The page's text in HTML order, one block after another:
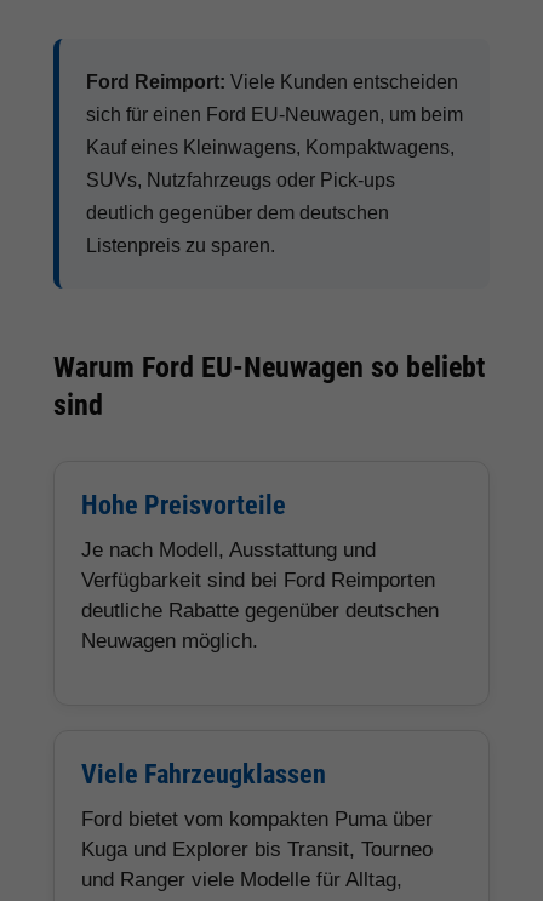
Ford Reimport: Viele Kunden entscheiden
sich für einen Ford EU-Neuwagen, um beim
Kauf eines Kleinwagens, Kompaktwagens,
SUVs, Nutzfahrzeugs oder Pick-ups
deutlich gegenüber dem deutschen
Listenpreis zu sparen.
Warum Ford EU-Neuwagen so beliebt
sind
Hohe Preisvorteile
Je nach Modell, Ausstattung und
Verfügbarkeit sind bei Ford Reimporten
deutliche Rabatte gegenüber deutschen
Neuwagen möglich.
Viele Fahrzeugklassen
Ford bietet vom kompakten Puma über
Kuga und Explorer bis Transit, Tourneo
und Ranger viele Modelle für Alltag,